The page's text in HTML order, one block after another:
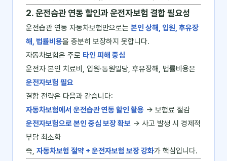
2. 운전습관 연동 할인과 운전자보험 결합 필요성
운전습관 연동 자동차보험만으로는 본인 상해, 입원, 후유장
해, 법률비용을 충분히 보장하지 못합니다.
자동차보험은 주로 타인 피해 중심
운전자 본인 치료비, 입원·통원일당, 후유장해, 법률비용은
운전자보험 필요
결합 전략은 다음과 같습니다:
자동차보험에서 운전습관 연동 할인 활용 → 보험료 절감
운전자보험으로 본인 중심 보장 확보 → 사고 발생 시 경제적
부담 최소화
즉, 자동차보험 절약 + 운전자보험 보장 강화가 핵심입니다.